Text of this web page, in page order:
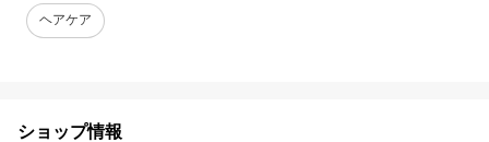
ヘアケア
ショップ情報